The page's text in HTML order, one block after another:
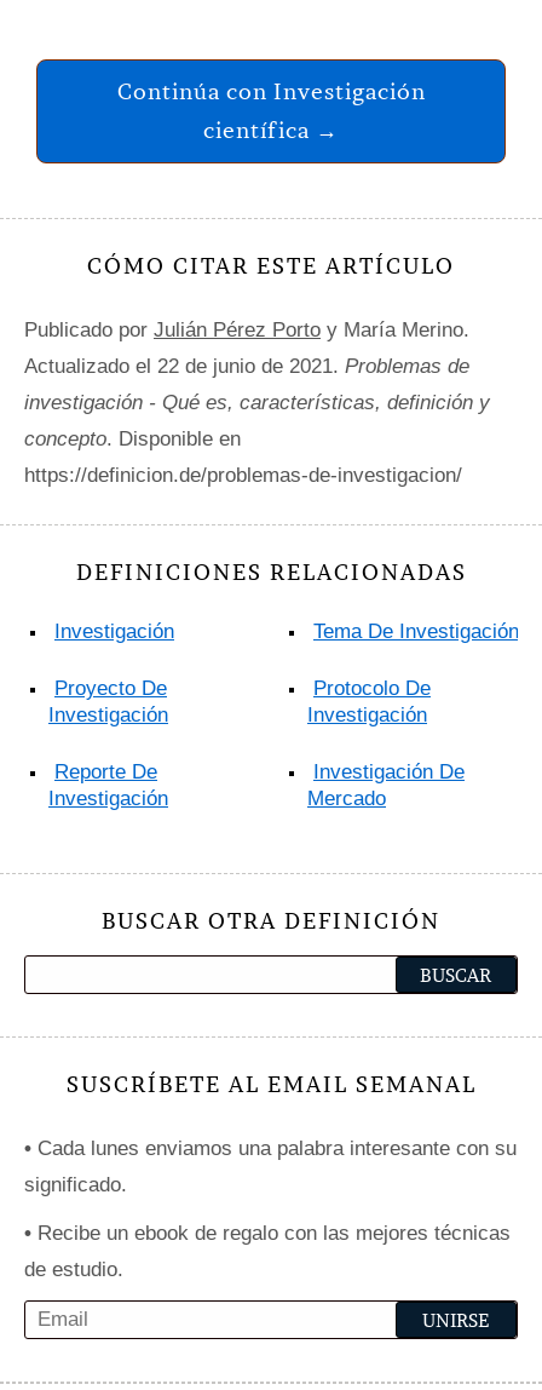
Continúa con Investigación
científica →
CÓMO CITAR ESTE ARTÍCULO
Publicado por Julián Pérez Porto y María Merino.
Actualizado el 22 de junio de 2021. Problemas de
investigación - Qué es, características, definición y
concepto. Disponible en
https://definicion.de/problemas-de-investigacion/
DEFINICIONES RELACIONADAS
Investigación
Proyecto De
Investigación
Reporte De
Investigación
Tema De Investigación
Protocolo De
Investigación
Investigación De
Mercado
BUSCAR OTRA DEFINICIÓN
SUSCRÍBETE AL EMAIL SEMANAL
• Cada lunes enviamos una palabra interesante con su
significado.
• Recibe un ebook de regalo con las mejores técnicas
de estudio.